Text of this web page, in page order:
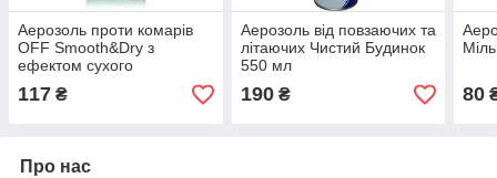
Аерозоль проти комарів
OFF Smooth&Dry з
ефектом сухого
аерозолю, 100 мл
117 ₴
Аерозоль від повзаючих та
літаючих Чистий Будинок
550 мл
190₴ 80
Про нас